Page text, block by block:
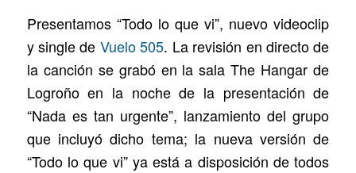
Presentamos “Todo lo que vi”, nuevo videoclip
y single de Vuelo 505. La revisión en directo de
la canción se grabó en la sala The Hangar de
Logroño en la noche de la presentación de
“Nada es tan urgente”, lanzamiento del grupo
que incluyó dicho tema; la nueva versión de
“Todo lo que vi” ya está a disposición de todos